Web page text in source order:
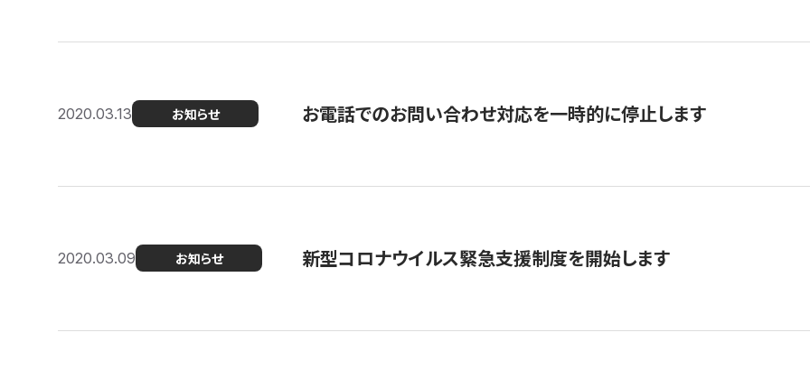
2020.03.13 お知らせ お電話でのお問い合わせ対応を一時的に停止します
2020.03.09 お知らせ 新型コロナウイルス緊急支援制度を開始します